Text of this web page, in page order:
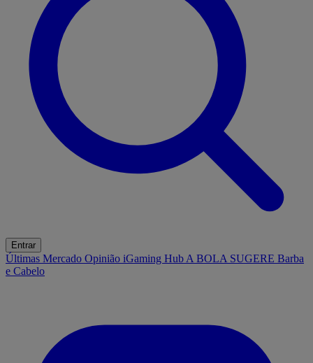
Entrar
Últimas Mercado Opinião iGaming Hub A BOLA SUGERE Barba
e Cabelo